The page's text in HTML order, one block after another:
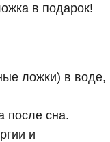
в подарок!
ложки) в воде,
после сна.
и